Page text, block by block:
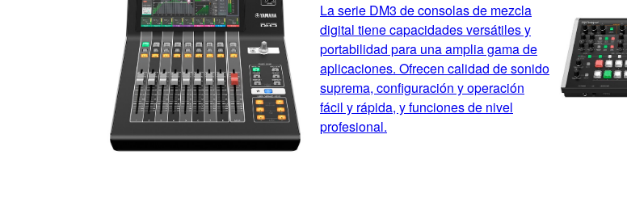
La serie DM3 de consolas de mezcla
digital tiene capacidades versátiles y
portabilidad para una amplia gama de
aplicaciones. Ofrecen calidad de sonido
suprema, configuración y operación
fácil y rápida, y funciones de nivel
profesional.